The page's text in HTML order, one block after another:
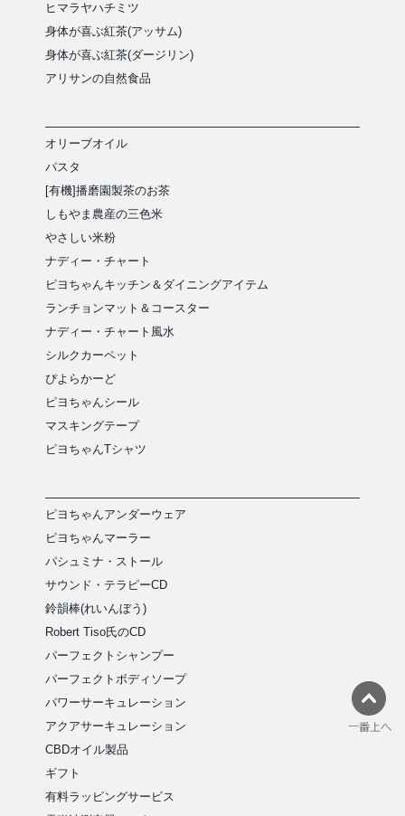
ヒマラヤハチミツ
身体が喜ぶ紅茶(アッサム)
身体が喜ぶ紅茶(ダージリン)
アリサンの自然食品
オリーブオイル
パスタ
[有機]播磨園製茶のお茶
しもやま農産の三色米
やさしい米粉
ナディー・チャート
ピヨちゃんキッチン＆ダイニングアイテム
ランチョンマット＆コースター
ナディー・チャート風水
シルクカーペット
ぴよらかーど
ピヨちゃんシール
マスキングテープ
ピヨちゃんTシャツ
ピヨちゃんアンダーウェア
ピヨちゃんマーラー
パシュミナ・ストール
サウンド・テラピーCD
鈴韻棒(れいんぼう)
Robert Tiso氏のCD
パーフェクトシャンプー
パーフェクトボディソープ
パワーサーキュレーション
アクアサーキュレーション
CBDオイル製品
ギフト
有料ラッピングサービス